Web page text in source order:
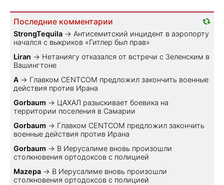
Последние комментарии
StrongTequila → Антисемитский инцидент в аэропорту
начался с выкриков «Гитлер был прав»
Liran → Нетаниягу отказался от встречи с Зеленским в
Вашингтоне
A → Главком CENTCOM предложил закончить военные
действия против Ирана
Gorbaum → ЦАХАЛ разыскивает боевика на
территории поселения в Самарии
Gorbaum → Главком CENTCOM предложил закончить
военные действия против Ирана
Gorbaum → В Иерусалиме вновь произошли
столкновения ортодоксов с полицией
Mazepa → В Иерусалиме вновь произошли
столкновения ортодоксов с полицией